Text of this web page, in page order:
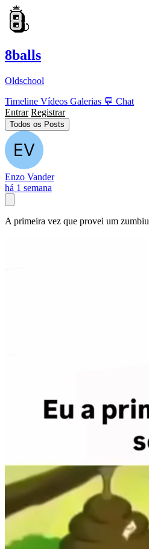
8balls
Oldschool
Timeline Vídeos Galerias 💬 Chat
Entrar Registrar
Todos os Posts
Enzo Vander
há 1 semana
A primeira vez que provei um zumbiu